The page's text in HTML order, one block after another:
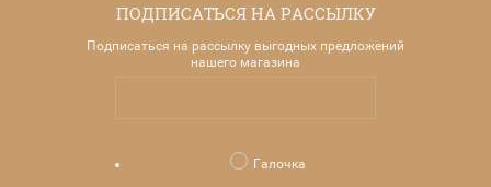
ПОДПИСАТЬСЯ НА РАССЫЛКУ
Подписаться на рассылку выгодных предложений
нашего магазина
Галочка